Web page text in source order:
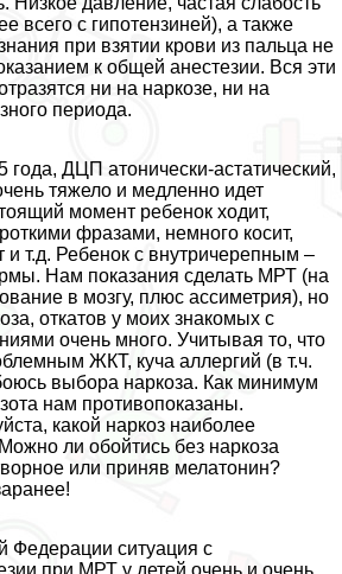
всего с гипотензиней), а также
при взятии крови из пальца не
к общей анестезии. Вся эти
ни на наркозе, ни на
периода.
года, ДЦП атонически-астатический,
тяжело и медленно идет
момент ребенок ходит,
фразами, немного косит,
и т.д. Ребенок с внутричерепным –
Нам показания сделать МРТ (на
в мозгу, плюс ассиметрия), но
откатов у моих знакомых с
очень много. Учитывая то, что
ЖКТ, куча аллергий (в т.ч.
выбора наркоза. Как минимум
нам противопоказаны.
какой наркоз наиболее
ли обойтись без наркоза
или приняв мелатонин?
Федерации ситуация с